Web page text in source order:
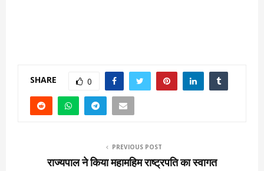
SHARE 0
PREVIOUS POST
राज्यपाल ने किया महामहिम राष्ट्रपति का स्वागत